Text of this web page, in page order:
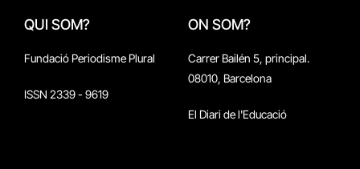
QUI SOM?
Fundació Periodisme Plural
ISSN 2339 - 9619
ON SOM?
Carrer Bailén 5, principal.
08010, Barcelona
El Diari de l'Educació